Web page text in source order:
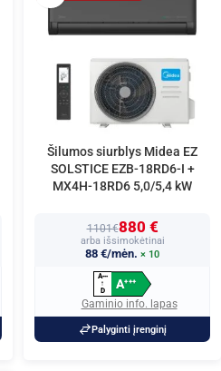
Šilumos siurblys Midea EZ
SOLSTICE EZB-18RD6-I +
MX4H-18RD6 5,0/5,4 kW
1101€880 €
arba išsimokėtinai
88 €/mėn. × 10
A+++
↑
D
A+++
Gaminio info. lapas
Palyginti įrenginį